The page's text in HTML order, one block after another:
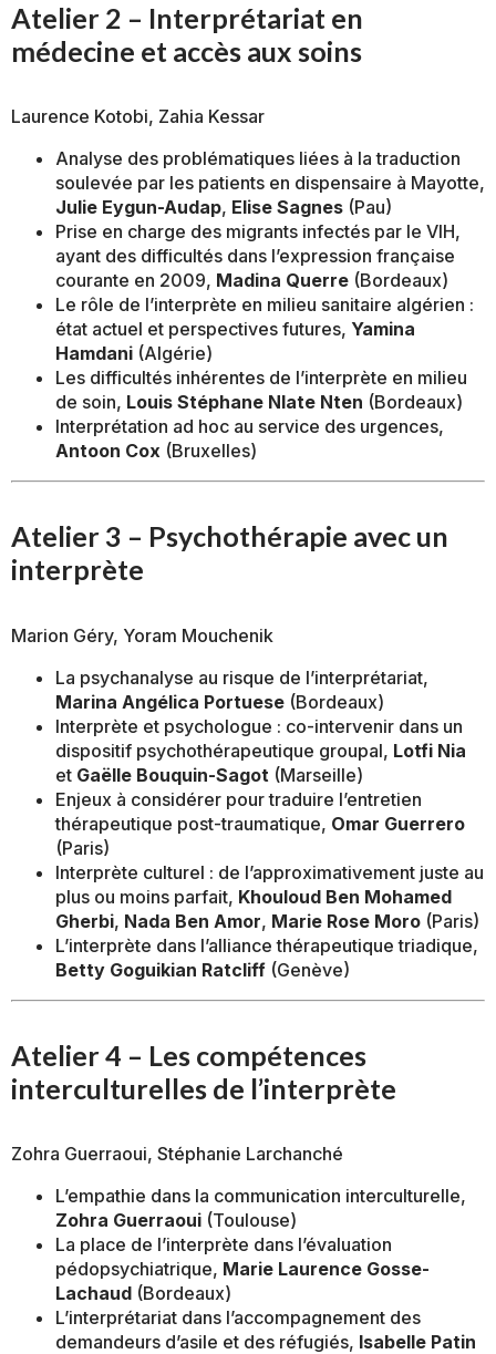
Atelier 2 – Interprétariat en
médecine et accès aux soins
Laurence Kotobi, Zahia Kessar
Analyse des problématiques liées à la traduction
soulevée par les patients en dispensaire à Mayotte,
Julie Eygun-Audap, Elise Sagnes (Pau)
Prise en charge des migrants infectés par le VIH,
ayant des difficultés dans l’expression française
courante en 2009, Madina Querre (Bordeaux)
Le rôle de l’interprète en milieu sanitaire algérien :
état actuel et perspectives futures, Yamina
Hamdani (Algérie)
Les difficultés inhérentes de l’interprète en milieu
de soin, Louis Stéphane Nlate Nten (Bordeaux)
Interprétation ad hoc au service des urgences,
Antoon Cox (Bruxelles)
Atelier 3 – Psychothérapie avec un
interprète
Marion Géry, Yoram Mouchenik
La psychanalyse au risque de l’interprétariat,
Marina Angélica Portuese (Bordeaux)
Interprète et psychologue : co-intervenir dans un
dispositif psychothérapeutique groupal, Lotfi Nia
et Gaëlle Bouquin-Sagot (Marseille)
Enjeux à considérer pour traduire l’entretien
thérapeutique post-traumatique, Omar Guerrero
(Paris)
Interprète culturel : de l’approximativement juste au
plus ou moins parfait, Khouloud Ben Mohamed
Gherbi, Nada Ben Amor, Marie Rose Moro (Paris)
L’interprète dans l’alliance thérapeutique triadique,
Betty Goguikian Ratcliff (Genève)
Atelier 4 – Les compétences
interculturelles de l’interprète
Zohra Guerraoui, Stéphanie Larchanché
L’empathie dans la communication interculturelle,
Zohra Guerraoui (Toulouse)
La place de l’interprète dans l’évaluation
pédopsychiatrique, Marie Laurence Gosse-
Lachaud (Bordeaux)
L’interprétariat dans l’accompagnement des
demandeurs d’asile et des réfugiés, Isabelle Patin